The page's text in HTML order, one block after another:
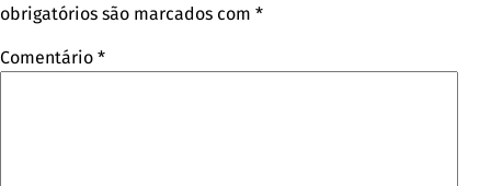
obrigatórios são marcados com *
Comentário *